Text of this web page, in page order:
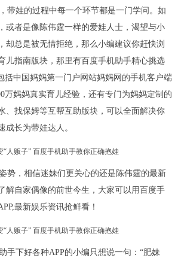
带娃的过程中每一个环节都是一门学问。如
或者是像陈伟霆一样的爱娃人士，渴望与小
却总是被无情拒绝，那么小编建议你赶快浏
儿指南版块，那里有百度手机助手精心挑选
括中国妈妈第一门户网站妈妈网的手机客户端
万妈妈真实育儿经验，还有专门为妈妈定制的
、找保姆等互帮互助版块，可以全面解决你
成长为带娃达人。
势，相信迷妹们更关心的还是陈伟霆的最新
解自家偶像的前世今生，大家可以用百度手
最新娱乐资讯抢鲜看！
手下好各种APP的小编只想说一句：“肥妹